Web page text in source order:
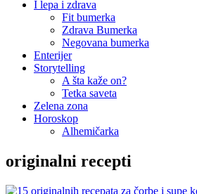
I lepa i zdrava
Fit bumerka
Zdrava Bumerka
Negovana bumerka
Enterijer
Storytelling
A šta kaže on?
Tetka saveta
Zelena zona
Horoskop
Alhemičarka
originalni recepti